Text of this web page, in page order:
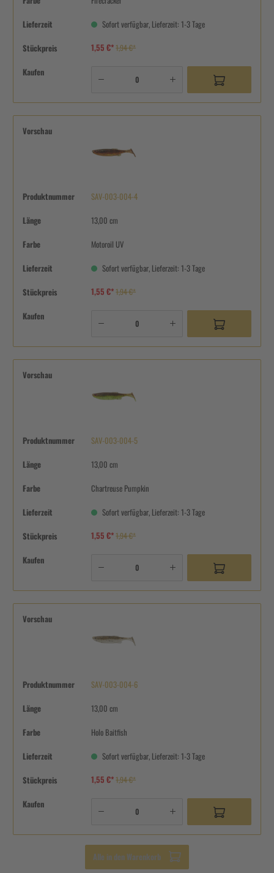
Lieferzeit Sofort verfügbar, Lieferzeit: 1-3 Tage
Stückpreis 1,55 €*1,94 €*
Kaufen
Vorschau
Produktnummer SAV-003-004-4
Länge 13,00 cm
Farbe Motoroil UV
Lieferzeit Sofort verfügbar, Lieferzeit: 1-3 Tage
Stückpreis 1,55 €*1,94 €*
Kaufen
Vorschau
Produktnummer SAV-003-004-5
Länge 13,00 cm
Farbe Chartreuse Pumpkin
Lieferzeit Sofort verfügbar, Lieferzeit: 1-3 Tage
Stückpreis 1,55 €*1,94 €*
Kaufen
Vorschau
Produktnummer SAV-003-004-6
Länge 13,00 cm
Farbe Holo Baitfish
Lieferzeit Sofort verfügbar, Lieferzeit: 1-3 Tage
Stückpreis 1,55 €*1,94 €*
Kaufen
Alle in den Warenkorb